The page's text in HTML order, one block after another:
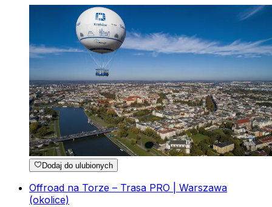
Dodaj do ulubionych
Offroad na Torze – Trasa PRO | Warszawa
(okolice)